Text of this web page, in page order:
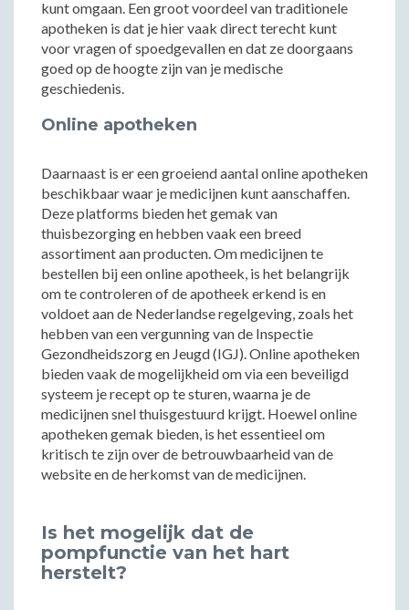
kunt omgaan. Een groot voordeel van traditionele
apotheken is dat je hier vaak direct terecht kunt
voor vragen of spoedgevallen en dat ze doorgaans
goed op de hoogte zijn van je medische
geschiedenis.
Online apotheken
Daarnaast is er een groeiend aantal online apotheken
beschikbaar waar je medicijnen kunt aanschaffen.
Deze platforms bieden het gemak van
thuisbezorging en hebben vaak een breed
assortiment aan producten. Om medicijnen te
bestellen bij een online apotheek, is het belangrijk
om te controleren of de apotheek erkend is en
voldoet aan de Nederlandse regelgeving, zoals het
hebben van een vergunning van de Inspectie
Gezondheidszorg en Jeugd (IGJ). Online apotheken
bieden vaak de mogelijkheid om via een beveiligd
systeem je recept op te sturen, waarna je de
medicijnen snel thuisgestuurd krijgt. Hoewel online
apotheken gemak bieden, is het essentieel om
kritisch te zijn over de betrouwbaarheid van de
website en de herkomst van de medicijnen.
Is het mogelijk dat de
pompfunctie van het hart
herstelt?